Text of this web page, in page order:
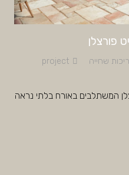
פורצלן
שחייה
project
המשתלבים באורח בלתי נראה